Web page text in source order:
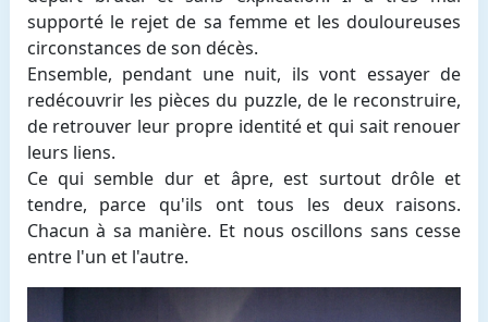
supporté le rejet de sa femme et les douloureuses
circonstances de son décès.
Ensemble, pendant une nuit, ils vont essayer de
redécouvrir les pièces du puzzle, de le reconstruire,
de retrouver leur propre identité et qui sait renouer
leurs liens.
Ce qui semble dur et âpre, est surtout drôle et
tendre, parce qu'ils ont tous les deux raisons.
Chacun à sa manière. Et nous oscillons sans cesse
entre l'un et l'autre.